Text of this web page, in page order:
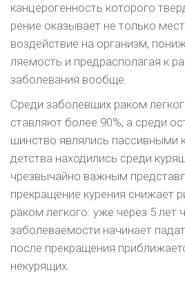
канцерогенность которого
рение оказывает не только
воздействие на организм,
ляемость и предрасполагая к
заболевания вообще.
Среди заболевших раком
ставляют более 90%, а среди
шинство являлись пассивными
детства находились среди
чрезвычайно важным
прекращение курения снижает
раком легкого: уже через 5 лет
заболеваемости начинает
после прекращения
некурящих.